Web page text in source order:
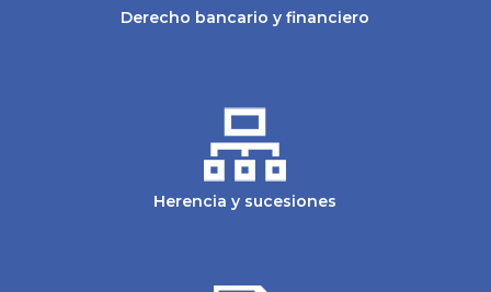
Derecho bancario y financiero
Herencia y sucesiones